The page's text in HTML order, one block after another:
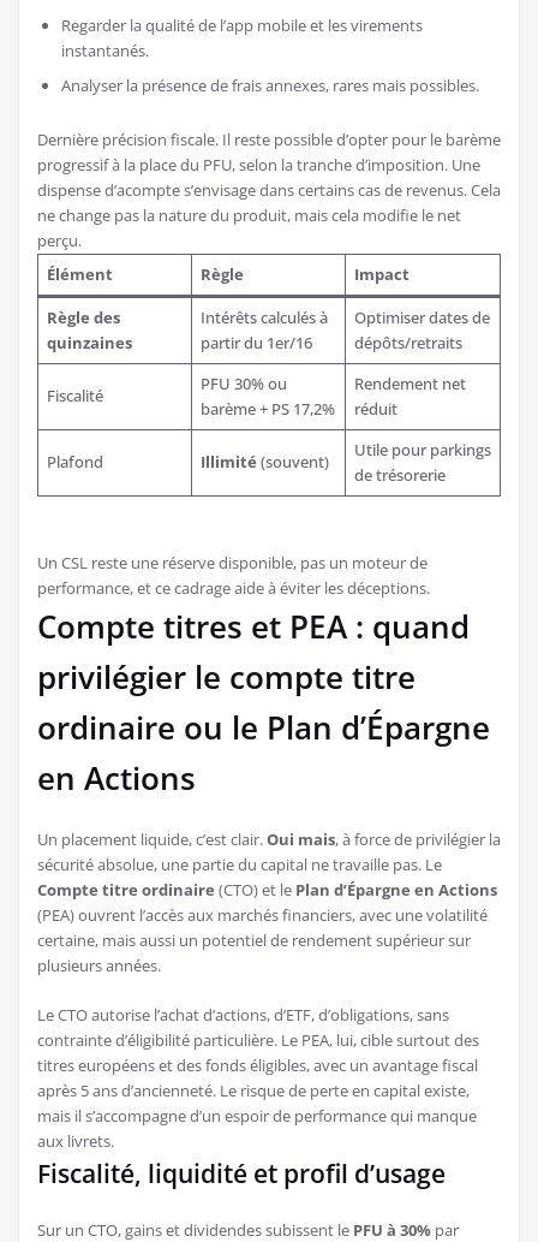
Regarder la qualité de l’app mobile et les virements
instantanés.
Analyser la présence de frais annexes, rares mais possibles.
Dernière précision fiscale. Il reste possible d’opter pour le barème
progressif à la place du PFU, selon la tranche d’imposition. Une
dispense d’acompte s’envisage dans certains cas de revenus. Cela
ne change pas la nature du produit, mais cela modifie le net
perçu.
Élément
Règle
Impact
Règle des
quinzaines
Intérêts calculés à
partir du 1er/16
Optimiser dates de
dépôts/retraits
Fiscalité
PFU 30% ou
barème + PS 17,2%
Rendement net
réduit
Plafond Illimité (souvent)
Utile pour parkings
de trésorerie
Un CSL reste une réserve disponible, pas un moteur de
performance, et ce cadrage aide à éviter les déceptions.
Compte titres et PEA : quand
privilégier le compte titre
ordinaire ou le Plan d’Épargne
en Actions
Un placement liquide, c’est clair.Oui mais, à force de privilégier la
sécurité absolue, une partie du capital ne travaille pas. Le
Compte titre ordinaire (CTO) et le Plan d’Épargne en Actions
(PEA) ouvrent l’accès aux marchés financiers, avec une volatilité
certaine, mais aussi un potentiel de rendement supérieur sur
plusieurs années.
Le CTO autorise l’achat d’actions, d’ETF, d’obligations, sans
contrainte d’éligibilité particulière. Le PEA, lui, cible surtout des
titres européens et des fonds éligibles, avec un avantage fiscal
après 5 ans d’ancienneté. Le risque de perte en capital existe,
mais il s’accompagne d’un espoir de performance qui manque
aux livrets.
Fiscalité, liquidité et profil d’usage
Sur un CTO, gains et dividendes subissent le PFU à 30% par